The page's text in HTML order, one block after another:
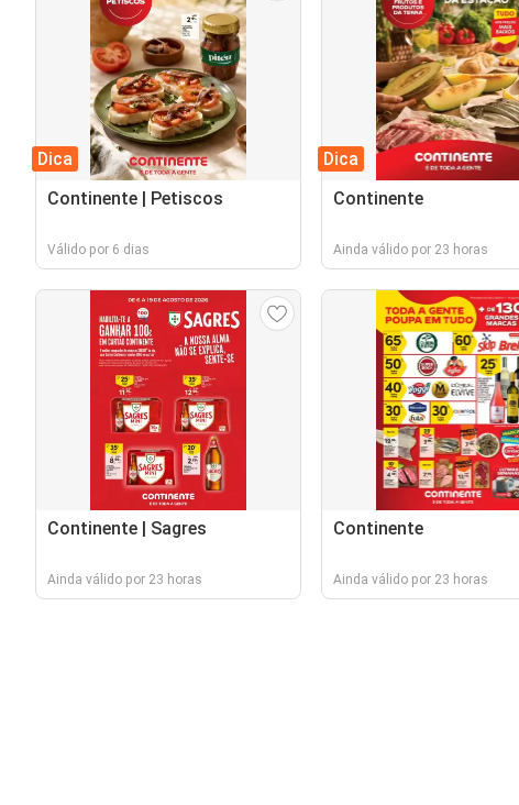
Dica
Continente | Petiscos
Válido por 6 dias
Dica
Continente
Ainda válido por 23 horas
Continente | Sagres
Ainda válido por 23 horas
Continente
Ainda válido por 23 horas